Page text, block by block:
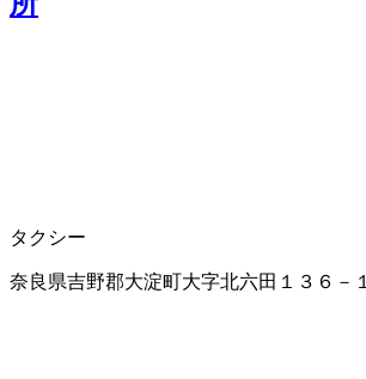
タクシー
奈良県吉野郡大淀町大字北六田１３６－１